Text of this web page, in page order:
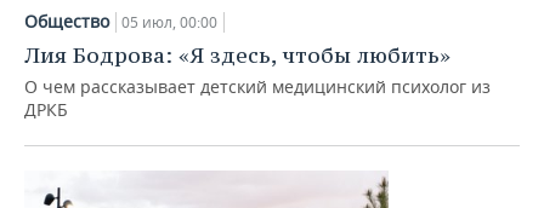
Общество 05 июл, 00:00
Лия Бодрова: «Я здесь, чтобы любить»
О чем рассказывает детский медицинский психолог из
ДРКБ